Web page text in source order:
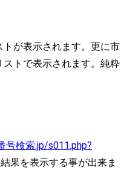
が表示されます。更に市
トで表示されます。純粋
検索.jp/s011.php?
果を表示する事が出来ま